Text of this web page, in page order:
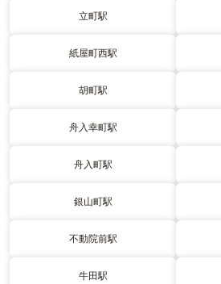
立町駅
紙屋町西駅
胡町駅
舟入幸町駅
舟入町駅
銀山町駅
不動院前駅
牛田駅